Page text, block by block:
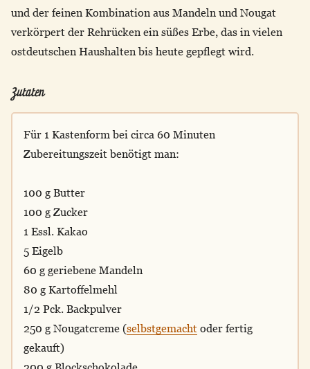
und der feinen Kombination aus Mandeln und Nougat
verkörpert der Rehrücken ein süßes Erbe, das in vielen
ostdeutschen Haushalten bis heute gepflegt wird.
Zutaten
Für 1 Kastenform bei circa 60 Minuten
Zubereitungszeit benötigt man:
100 g Butter
100 g Zucker
1 Essl. Kakao
5 Eigelb
60 g geriebene Mandeln
80 g Kartoffelmehl
1/2 Pck. Backpulver
250 g Nougatcreme (selbstgemacht oder fertig
gekauft)